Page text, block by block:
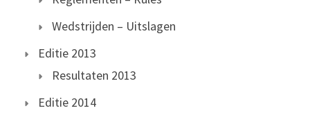
Wedstrijden – Uitslagen
Editie 2013
Resultaten 2013
Editie 2014